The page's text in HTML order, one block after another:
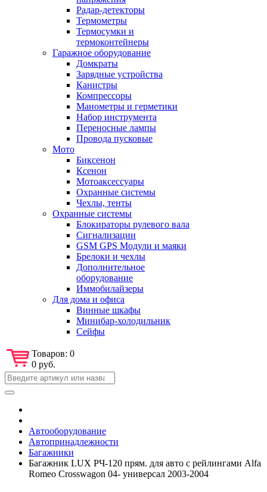
Радар-детекторы
Термометры
Термосумки и
термоконтейнеры
Гаражное оборудование
Домкраты
Зарядные устройства
Канистры
Компрессоры
Манометры и герметики
Набор инструмента
Переносные лампы
Провода пусковые
Мото
Биксенон
Ксенон
Мотоаксессуары
Охранные системы
Чехлы, тенты
Охранные системы
Блокираторы рулевого вала
Сигнализации
GSM GPS Модули и маяки
Брелоки и чехлы
Дополнительное
оборудование
Иммобилайзеры
Для дома и офиса
Винные шкафы
Минибар-холодильник
Сейфы
Товаров: 0
0 руб.
Автооборудование
Автопринадлежности
Багажники
Багажник LUX РЧ-120 прям. для авто с рейлингами Alfa
Romeo Crosswagon 04- универсал 2003-2004